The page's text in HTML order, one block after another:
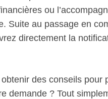
ou
Suite au passage en
directement la
des conseils pour
demande ? Tout